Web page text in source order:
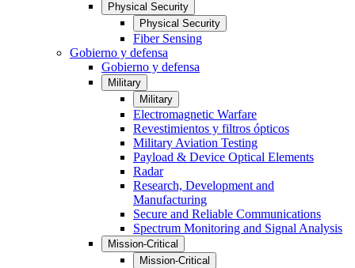
Physical Security
Physical Security
Fiber Sensing
Gobierno y defensa
Gobierno y defensa
Military
Military
Electromagnetic Warfare
Revestimientos y filtros ópticos
Military Aviation Testing
Payload & Device Optical Elements
Radar
Research, Development and
Manufacturing
Secure and Reliable Communications
Spectrum Monitoring and Signal Analysis
Mission-Critical
Mission-Critical